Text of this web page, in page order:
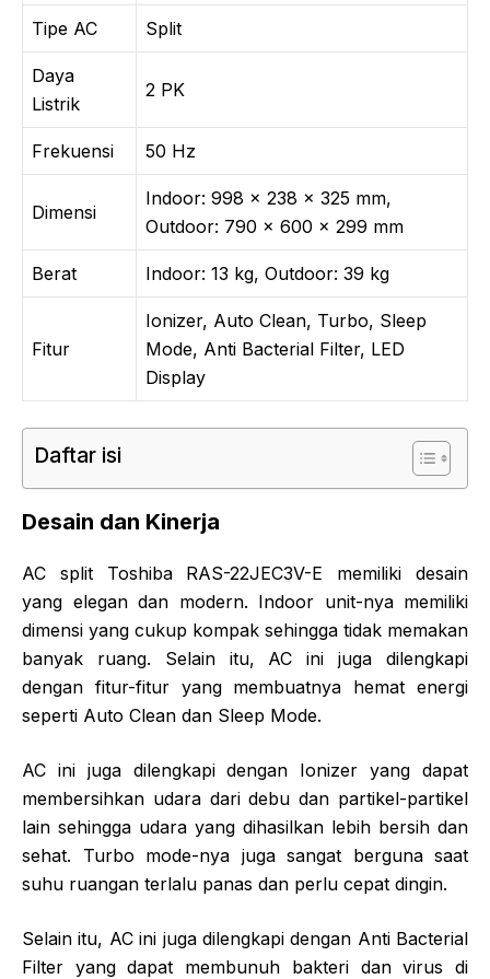
Tipe AC Split
Daya
Listrik
2 PK
Frekuensi 50 Hz
Dimensi
Indoor: 998 x 238 x 325 mm,
Outdoor: 790 x 600 x 299 mm
Berat Indoor: 13 kg, Outdoor: 39 kg
Fitur
Ionizer, Auto Clean, Turbo, Sleep
Mode, Anti Bacterial Filter, LED
Display
Daftar isi
Desain dan Kinerja
AC split Toshiba RAS-22JEC3V-E memiliki desain
yang elegan dan modern. Indoor unit-nya memiliki
dimensi yang cukup kompak sehingga tidak memakan
banyak ruang. Selain itu, AC ini juga dilengkapi
dengan fitur-fitur yang membuatnya hemat energi
seperti Auto Clean dan Sleep Mode.
AC ini juga dilengkapi dengan Ionizer yang dapat
membersihkan udara dari debu dan partikel-partikel
lain sehingga udara yang dihasilkan lebih bersih dan
sehat. Turbo mode-nya juga sangat berguna saat
suhu ruangan terlalu panas dan perlu cepat dingin.
Selain itu, AC ini juga dilengkapi dengan Anti Bacterial
Filter yang dapat membunuh bakteri dan virus di